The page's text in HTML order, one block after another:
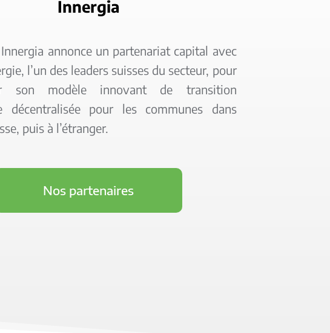
Innergia
annonce un partenariat capital avec
l’un des leaders suisses du secteur, pour
son modèle innovant de transition
décentralisée pour les communes dans
puis à l’étranger.
Nos partenaires